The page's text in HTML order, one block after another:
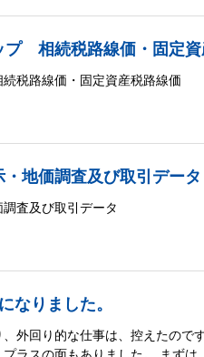
プ 相続税路線価・固定資
税路線価・固定資産税路線価
地価調査及び取引データ
査及び取引データ
なりました。
外回り的な仕事は、控えたので